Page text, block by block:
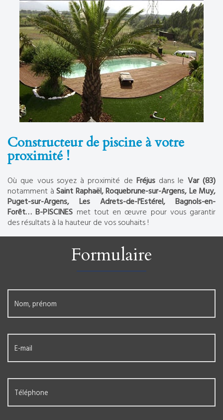
Constructeur de piscine à votre
proximité !
Où que vous soyez à proximité de Fréjusdans le Var (83)
notamment àSaint Raphaël, Roquebrune-sur-Argens, Le Muy,
Puget-sur-Argens, Les Adrets-de-l'Estérel, Bagnols-en-
Forêt… B-PISCINES met tout en œuvre pour vous garantir
des résultats à la hauteur de vos souhaits !
Formulaire
Nom, prénom
E-mail
Téléphone